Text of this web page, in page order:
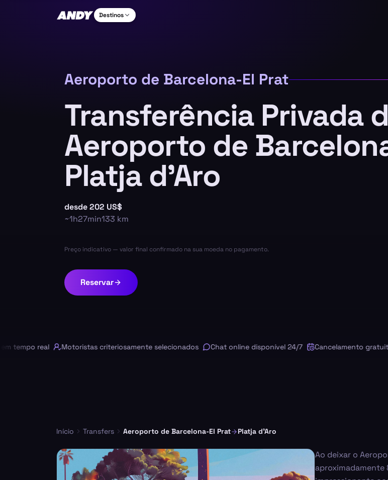
Destinos
Aeroporto de Barcelona-El Prat
Transferência Privada
Aeroporto de
Platja d'Aro
desde202 US$
~1h27min133 km
Preço indicativo — valor final confirmado na sua moeda no pagamento.
Reservar
real Motoristas criteriosamente selecionados Chat online disponível 24/7 Cancelamento gratuito
Início Transfers Aeroporto de Barcelona-El Prat Platja d'Aro
Ao deixar o
aproximadamente